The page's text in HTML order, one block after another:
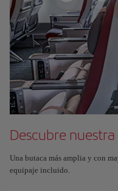
Descubre
Una butaca más amplia y con
equipaje incluido.